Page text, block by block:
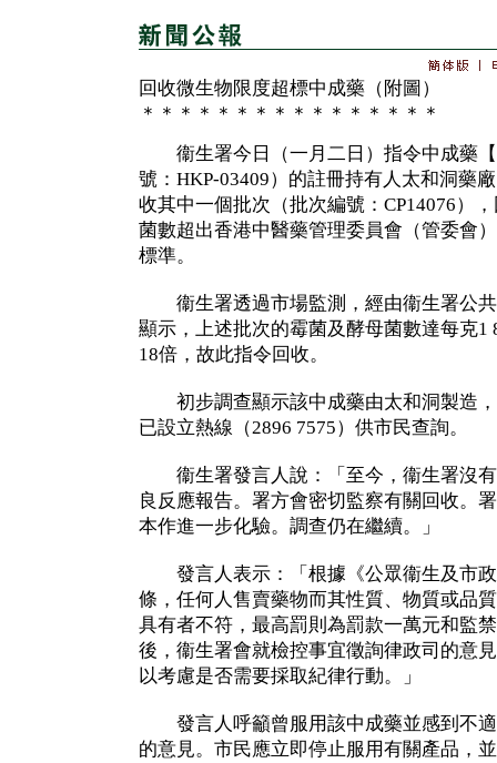
回收微生物限度超標中成藥（附圖）
＊＊＊＊＊＊＊＊＊＊＊＊＊＊＊＊
衞生署今日（一月二日）指令中成藥【
號：HKP-03409）的註冊持有人太和洞藥
收其中一個批次（批次編號：CP14076）
菌數超出香港中醫藥管理委員會（管委會
標準。
衞生署透過市場監測，經由衞生署公共
顯示，上述批次的霉菌及酵母菌數達每克1
18倍，故此指令回收。
初步調查顯示該中成藥由太和洞製造，
已設立熱線（2896 7575）供市民查詢。
衞生署發言人說：「至今，衞生署沒有
良反應報告。署方會密切監察有關回收。
本作進一步化驗。調查仍在繼續。」
發言人表示：「根據《公眾衞生及市政
條，任何人售賣藥物而其性質、物質或品
具有者不符，最高罰則為罰款一萬元和監
後，衞生署會就檢控事宜徵詢律政司的意
以考慮是否需要採取紀律行動。」
發言人呼籲曾服用該中成藥並感到不適
的意見。市民應立即停止服用有關產品，